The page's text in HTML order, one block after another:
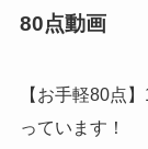
80点動画
【お手軽80点
っています！